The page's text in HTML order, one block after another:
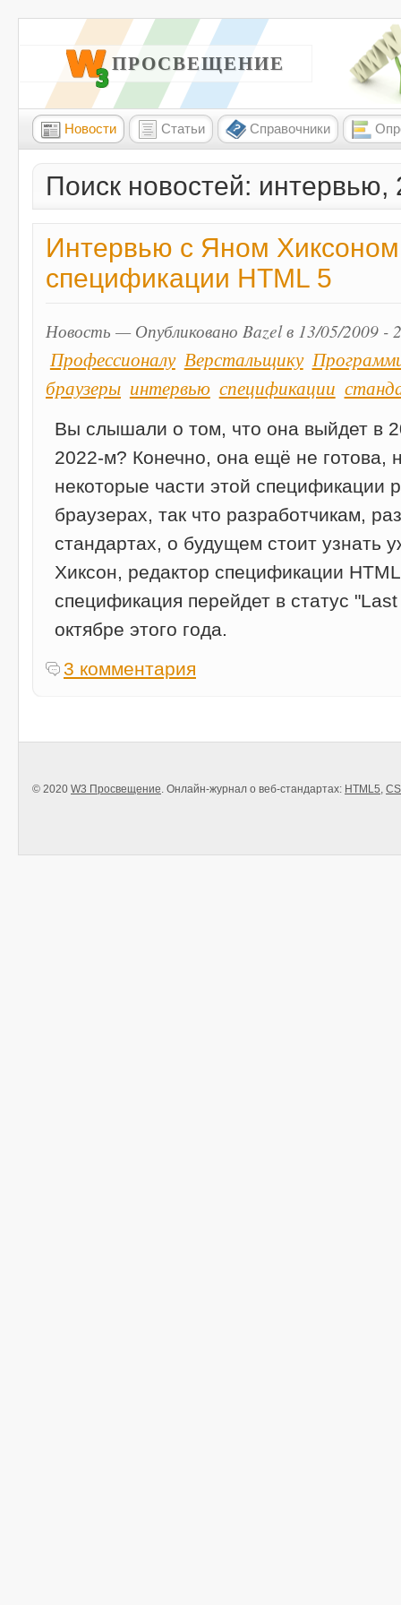
W3 ПРОСВЕЩЕНИЕ
Новости Статьи Справочники
Поиск новостей: интервью,
Интервью с Яном
спецификации HTML 5
Новость — Опубликовано Bazel в 13/05/2009 -
Профессионалу Верстальщику
браузеры интервью спецификации
Вы слышали о том, что она выйдет в
2022-м? Конечно, она ещё не готова,
некоторые части этой спецификации
браузерах, так что разработчикам,
стандартах, о будущем стоит узнать
Хиксон, редактор спецификации
спецификация перейдет в статус
октябре этого года.
3 комментария
© 2020 W3 Просвещение . Онлайн-журнал о веб-стандартах: HTML5